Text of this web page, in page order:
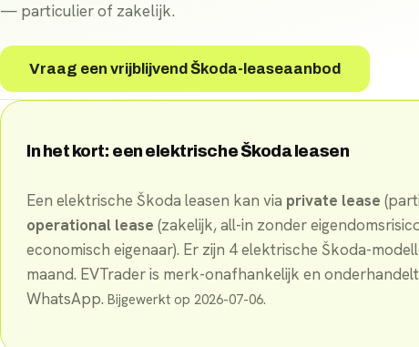
— particulier of zakelijk.
Vraag een vrijblijvend Škoda-leaseaanbod
In het kort: een elektrischeŠkodaleasen
Een elektrische Škoda leasen kan via private lease
operational lease (zakelijk, all-in zonder
economisch eigenaar). Er zijn 4elektrische Škoda-
maand. EVTrader is merk-onafhankelijk en
WhatsApp. Bijgewerkt op 2026-07-06.